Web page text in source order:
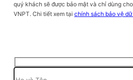
quý khách sẽ được bảo mật và chỉ dùng
VNPT. Chi tiết xem tại chính sách bảo vệ